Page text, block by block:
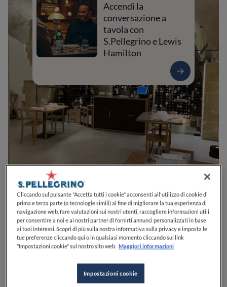
Accendi la
conversazione a
tavola con
S.Pellegrino e Lewis
Hamilton
Via Fiorentini, 6675100MateraMTItalia
CHIUSO ApreSabato,12:00-14:30, 19:30-22:30
Cliccando sul pulsante "Accetta tutti i cookie" acconsenti all'utilizzo di cookie di
prima e terza parte (o tecnologie simili) al fine di migliorare la tua esperienza di
navigazione web, fare valutazioni sui nostri utenti, raccogliere informazioni utili
per consentire a noi e ai nostri partner di fornirti annunci personalizzati in base
ai tuoi interessi. Scopri di più sulla nostra informativa sulla privacy e imposta le
tue preferenze cliccando qui o in qualsiasi momento cliccando sul link
"Impostazioni cookie" sul nostro sito web. Maggiori informazioni
Impostazioni cookie